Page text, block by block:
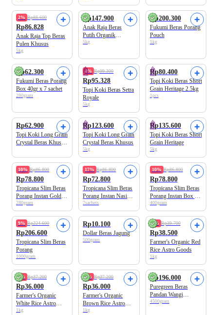
2% Rp88.600
Rp86.828
Anak Raja Top Beras
Pulen Khusus
5kg
Rp147.900
Anak Raja Beras
Putih Organik
Aromatik
5kg
Rp200.300
Fukumi Beras Porang
Pouch
1kg
Rp62.300
Fukumi Beras Porang
Box 40gr x 7 sachet
280gram
4% Rp99.300
Rp95.328
Topi Koki Beras Setra
Royale
5kg
Rp80.400
Topi Koki Beras Short
Grain Heritage 2.5kg
1pcs
Rp62.900
Topi Koki Long Grain
Crystal Beras Khusus
Rp123.600
Topi Koki Long Grain
Crystal Beras Khusus
5kg
Rp135.600
Topi Koki Beras Short
Grain Heritage
5kg
10% Rp86.800
Rp78.800
Tropicana Slim Beras
Porang Instan Golden
Ube 7 sachets
280gram
17% Rp86.800
Rp72.800
Tropicana Slim Beras
Porang Instan Nasi
Goreng Box
7sachets
10% Rp86.800
Rp78.800
Tropicana Slim Beras
Porang Instan Box 10
sachets
400gram
9% Rp224.600
Rp206.600
Tropicana Slim Beras
Porang
1000gram
Rp10.100
Dollar Beras Jagung
500gram
4% Rp39.700
Rp38.500
Farmer's Organic Red
Rice Astro Goods
1kg
Premium Quality
4% Rp37.200
Rp36.000
Farmer's Organic
White Rice Astro
Goods
1kg
4% Rp37.200
Rp36.000
Farmer's Organic
Brown Rice Astro
Goods
1kg
Rp196.000
Puregreen Beras
Pandan Wangi
Organik
4500gram